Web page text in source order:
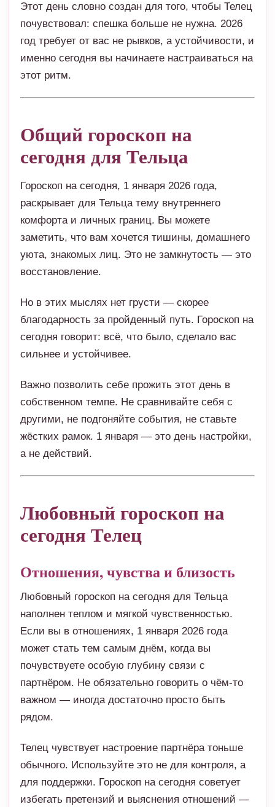
Этот день словно создан для того, чтобы Телец
почувствовал: спешка больше не нужна. 2026
год требует от вас не рывков, а устойчивости, и
именно сегодня вы начинаете настраиваться на
этот ритм.
Общий гороскоп на
сегодня для Тельца
Гороскоп на сегодня, 1 января 2026 года,
раскрывает для Тельца тему внутреннего
комфорта и личных границ. Вы можете
заметить, что вам хочется тишины, домашнего
уюта, знакомых лиц. Это не замкнутость — это
восстановление.
Но в этих мыслях нет грусти — скорее
благодарность за пройденный путь. Гороскоп на
сегодня говорит: всё, что было, сделало вас
сильнее и устойчивее.
Важно позволить себе прожить этот день в
собственном темпе. Не сравнивайте себя с
другими, не подгоняйте события, не ставьте
жёстких рамок. 1 января — это день настройки,
а не действий.
Любовный гороскоп на
сегодня Телец
Отношения, чувства и близость
Любовный гороскоп на сегодня для Тельца
наполнен теплом и мягкой чувственностью.
Если вы в отношениях, 1 января 2026 года
может стать тем самым днём, когда вы
почувствуете особую глубину связи с
партнёром. Не обязательно говорить о чём-то
важном — иногда достаточно просто быть
рядом.
Телец чувствует настроение партнёра тоньше
обычного. Используйте это не для контроля, а
для поддержки. Гороскоп на сегодня советует
избегать претензий и выяснения отношений —